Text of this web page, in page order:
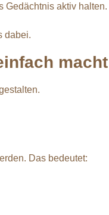
Gedächtnis aktiv halten.
dabei.
macht
Das bedeutet: